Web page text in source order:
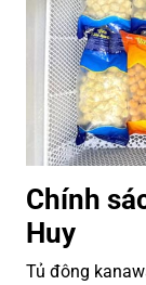
Chính
Huy
Tủ đông